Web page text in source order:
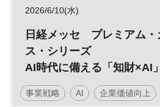
2026/6/10(水)
日経メッセ プレミアム・
ス・シリーズ
AI時代に備える「知財×AI
前線～企業価値を高める
践～
事業戦略 AI 企業価値向上